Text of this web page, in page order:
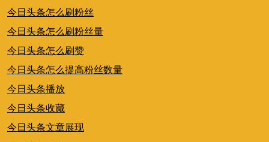
今日头条怎么刷粉丝
今日头条怎么刷粉丝量
今日头条怎么刷赞
今日头条怎么提高粉丝数量
今日头条播放
今日头条收藏
今日头条文章展现